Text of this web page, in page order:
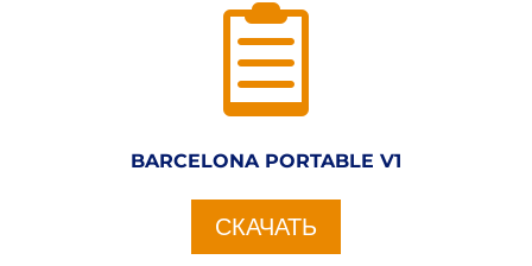

BARCELONA PORTABLE V1
СКАЧАТЬ